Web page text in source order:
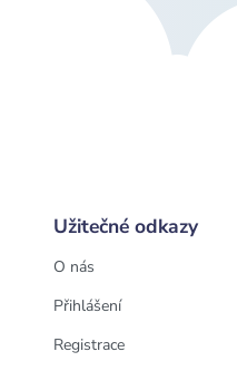
Užitečné odkazy
O nás
Přihlášení
Registrace